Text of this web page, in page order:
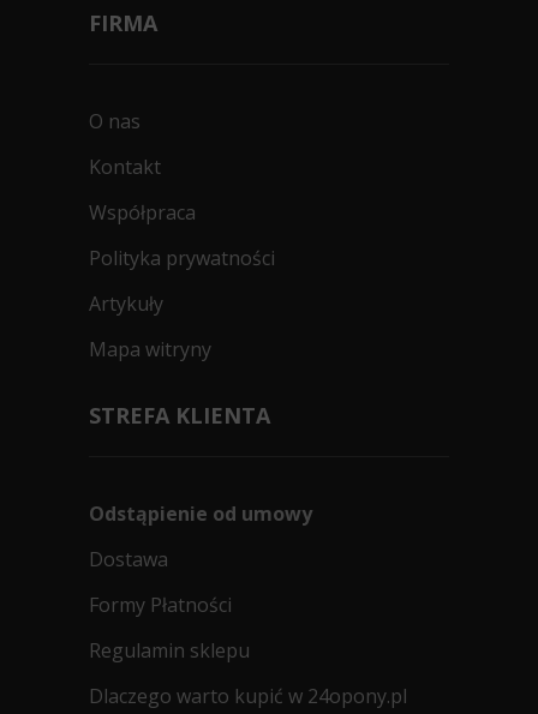
FIRMA
O nas
Kontakt
Współpraca
Polityka prywatności
Artykuły
Mapa witryny
STREFA KLIENTA
Odstąpienie od umowy
Dostawa
Formy Płatności
Regulamin sklepu
Dlaczego warto kupić w 24opony.pl